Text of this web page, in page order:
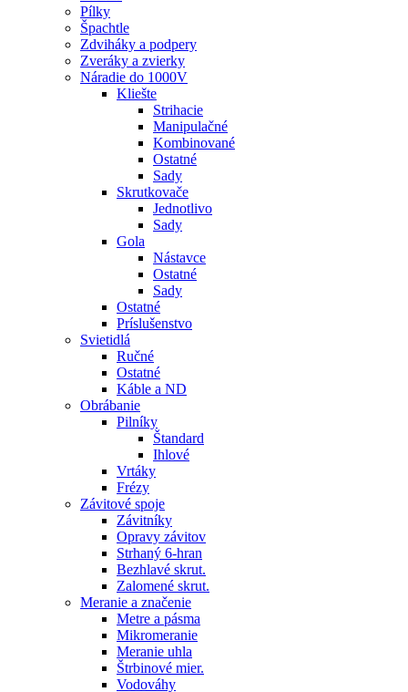
Pílky
Špachtle
Zdviháky a podpery
Zveráky a zvierky
Náradie do 1000V
Kliešte
Strihacie
Manipulačné
Kombinované
Ostatné
Sady
Skrutkovače
Jednotlivo
Sady
Gola
Nástavce
Ostatné
Sady
Ostatné
Príslušenstvo
Svietidlá
Ručné
Ostatné
Káble a ND
Obrábanie
Pilníky
Štandard
Ihlové
Vrtáky
Frézy
Závitové spoje
Závitníky
Opravy závitov
Strhaný 6-hran
Bezhlavé skrut.
Zalomené skrut.
Meranie a značenie
Metre a pásma
Mikromeranie
Meranie uhla
Štrbinové mier.
Vodováhy